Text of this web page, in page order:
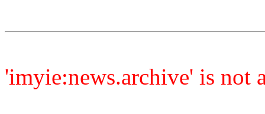
'imyie:news.archive' is not